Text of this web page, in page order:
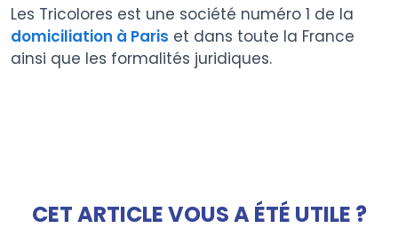
Les Tricolores est une société numéro 1 de la
domiciliation à Paris et dans toute la France
ainsi que les formalités juridiques.
CET ARTICLE VOUS A ÉTÉ UTILE ?